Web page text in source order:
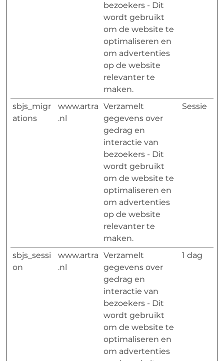
bezoekers - Dit
wordt gebruikt
om de website te
optimaliseren en
om advertenties
op de website
relevanter te
maken.
sbjs_migr
ations
www.artra
.nl
Verzamelt
gegevens over
gedrag en
interactie van
bezoekers - Dit
wordt gebruikt
om de website te
optimaliseren en
om advertenties
op de website
relevanter te
maken.
Sessie
sbjs_sessi
on
www.artra
.nl
Verzamelt
gegevens over
gedrag en
interactie van
bezoekers - Dit
wordt gebruikt
om de website te
optimaliseren en
om advertenties
1 dag